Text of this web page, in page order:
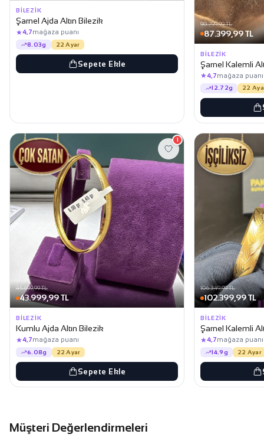
BILEZIK
Şarnel Ajda Altın Bilezik
★4,7mağaza puanı
8.03g 22 Ayar
Sepete Ekle
90.799,99 TL
87.399,99 TL
BILEZIK
Şarnel Kalemli
★4,7mağaza puanı
12.72g 22
45.699,99 TL
43.999,99 TL
1
BILEZIK
Kumlu Ajda Altın Bilezik
★4,7mağaza puanı
6.08g 22 Ayar
Sepete Ekle
106.349,99 TL
102.399,99 TL
BILEZIK
Şarnel Kalemli
★4,7mağaza puanı
14.9g 22 Ayar
Müşteri Değerlendirmeleri